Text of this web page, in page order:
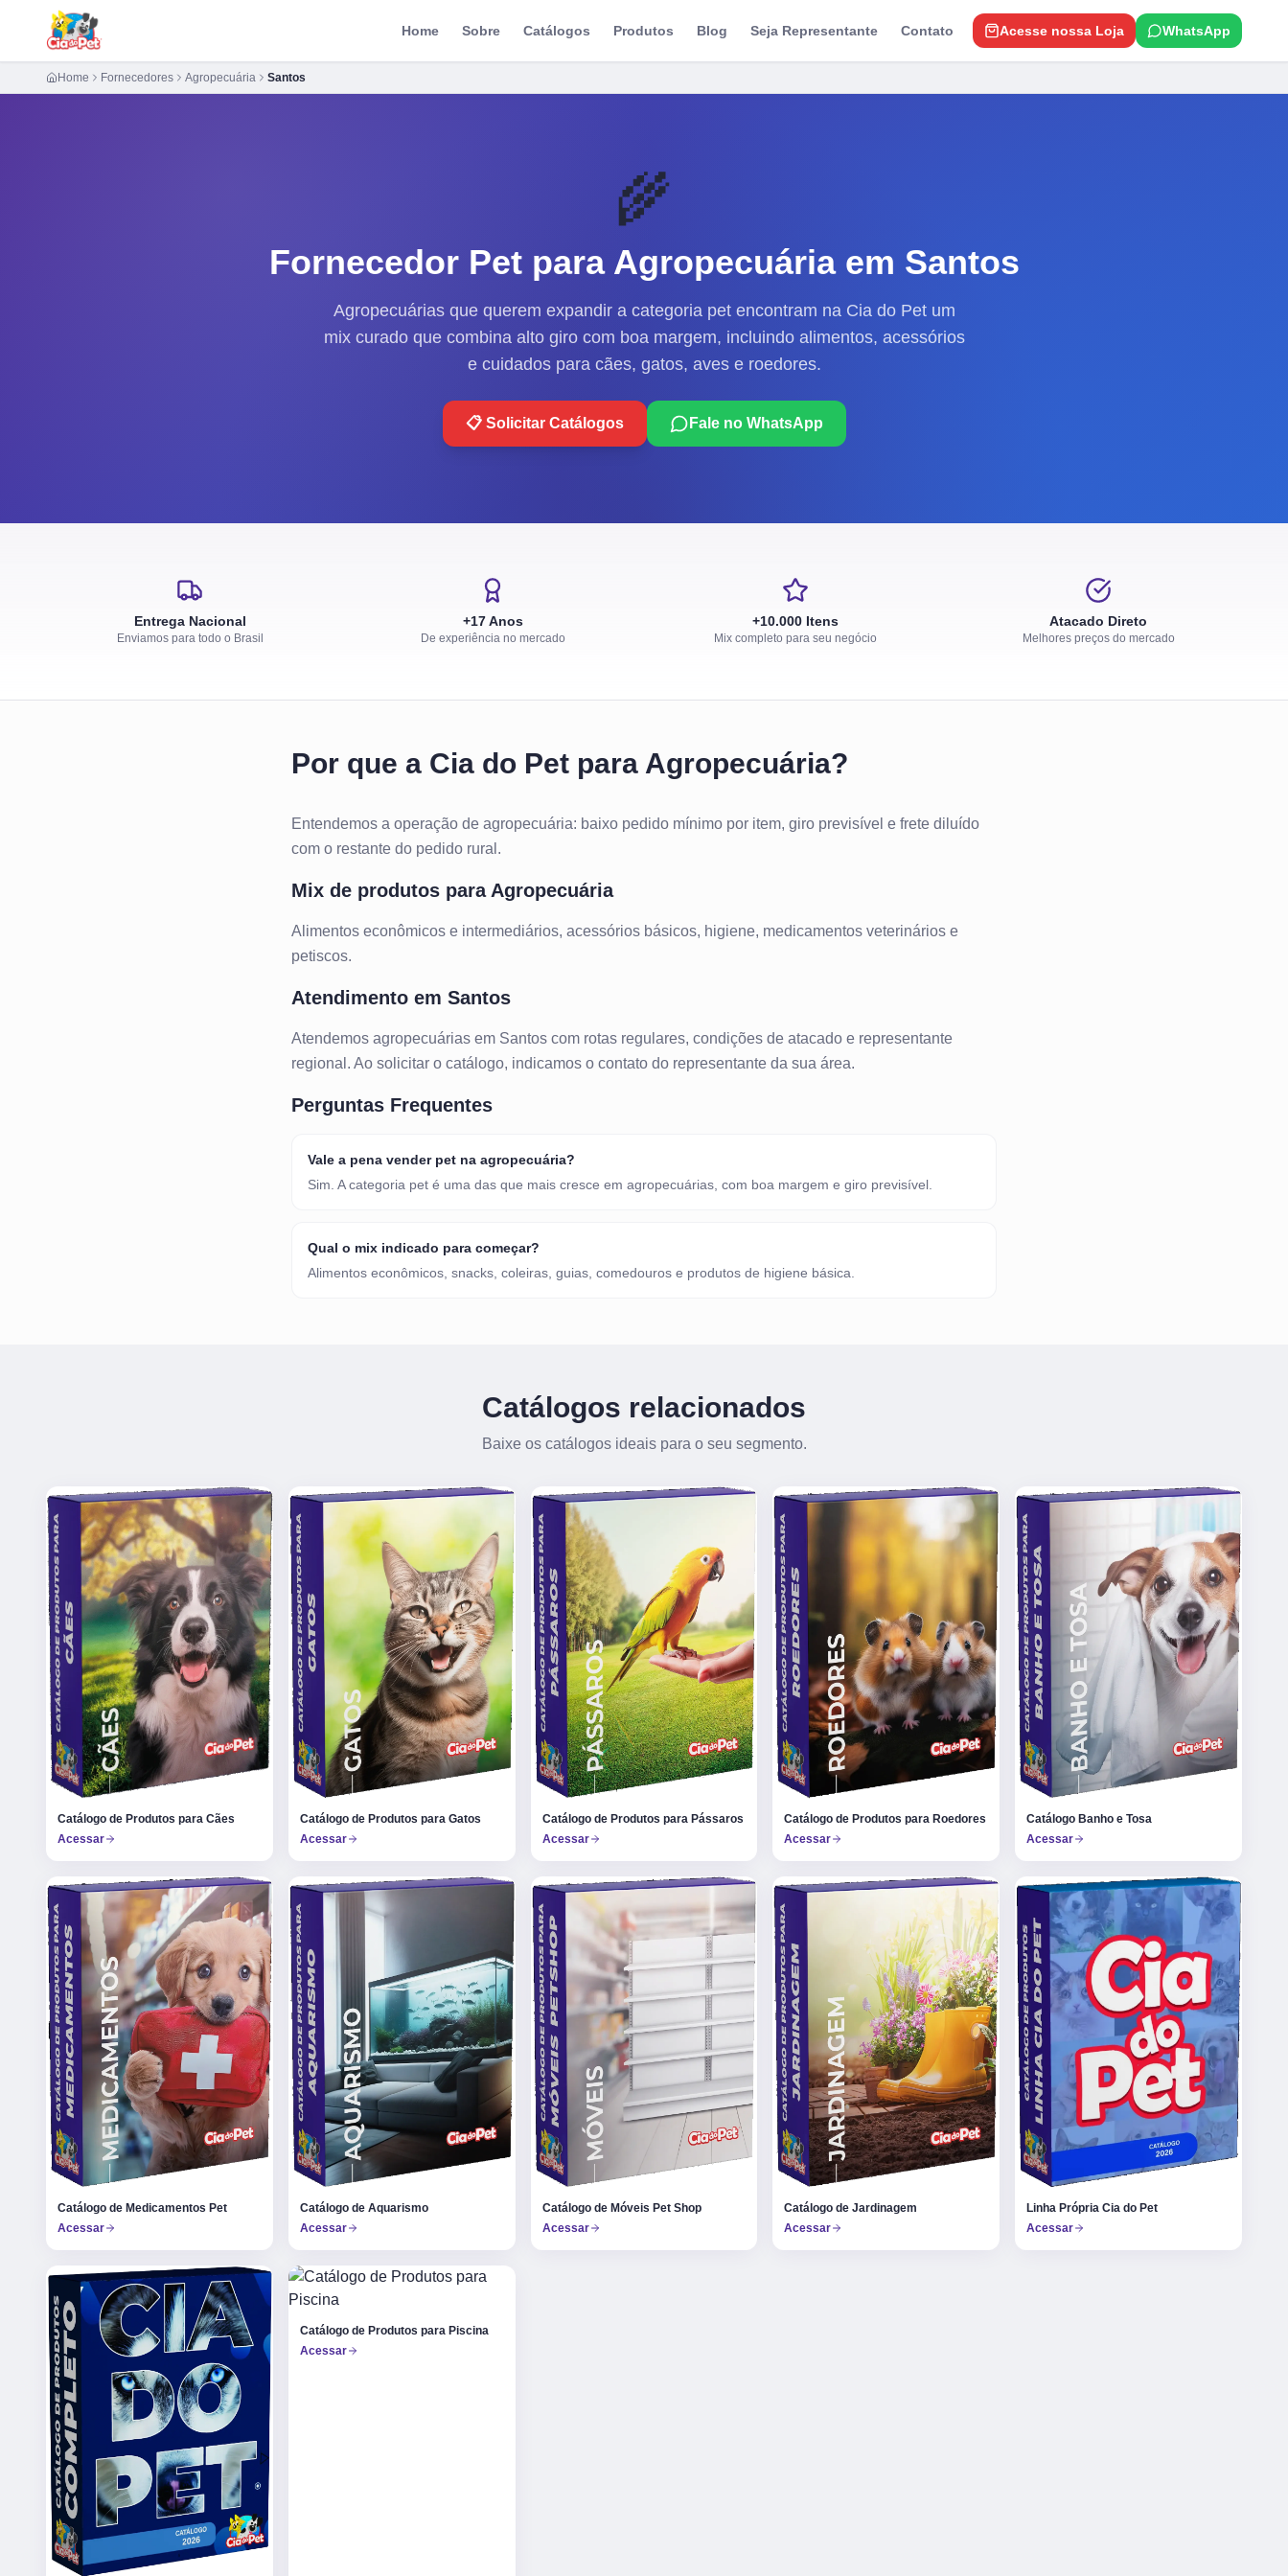
Home Sobre Catálogos Produtos Blog Seja Representante Contato Acesse nossa Loja WhatsApp
Home Fornecedores Agropecuária Santos
🌾
Fornecedor Pet para Agropecuáriaem Santos
Agropecuárias que querem expandir a categoria pet encontram na Cia do Pet um
mix curado que combina alto giro com boa margem, incluindo alimentos, acessórios
e cuidados para cães, gatos, aves e roedores.
📋 Solicitar Catálogos Fale no WhatsApp
Entrega Nacional
Enviamos para todo o Brasil
+17 Anos
De experiência no mercado
+10.000 Itens
Mix completo para seu negócio
Atacado Direto
Melhores preços do mercado
Por que a Cia do Pet para Agropecuária?
Entendemos a operação de agropecuária: baixo pedido mínimo por item, giro previsível e frete diluído
com o restante do pedido rural.
Mix de produtos para Agropecuária
Alimentos econômicos e intermediários, acessórios básicos, higiene, medicamentos veterinários e
petiscos.
Atendimento em Santos
Atendemos agropecuárias em Santos com rotas regulares, condições de atacado e representante
regional. Ao solicitar o catálogo, indicamos o contato do representante da sua área.
Perguntas Frequentes
Vale a pena vender pet na agropecuária?
Sim. A categoria pet é uma das que mais cresce em agropecuárias, com boa margem e giro previsível.
Qual o mix indicado para começar?
Alimentos econômicos, snacks, coleiras, guias, comedouros e produtos de higiene básica.
Catálogos relacionados
Baixe os catálogos ideais para o seu segmento.
Catálogo de Produtos para Cães
Acessar
Catálogo de Produtos para Gatos
Acessar
Catálogo de Produtos para Pássaros
Acessar
Catálogo de Produtos para Roedores
Acessar
Catálogo Banho e Tosa
Acessar
Catálogo de Medicamentos Pet
Acessar
Catálogo de Aquarismo
Acessar
Catálogo de Móveis Pet Shop
Acessar
Catálogo de Jardinagem
Acessar
Linha Própria Cia do Pet
Acessar
Catálogo de Produtos para Piscina
Acessar